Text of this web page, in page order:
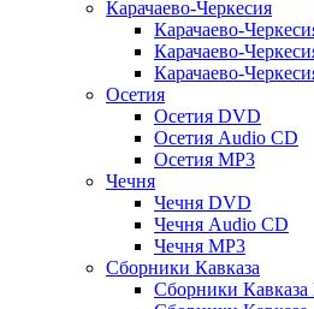
Карачаево-Черкесия
Карачаево-
Карачаево-
Карачаево-
Осетия
Осетия DVD
Осетия Audio CD
Осетия MP3
Чечня
Чечня DVD
Чечня Audio CD
Чечня MP3
Сборники Кавказа
Сборники